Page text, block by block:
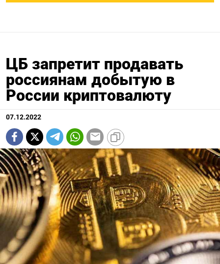
ЦБ запретит продавать
россиянам добытую в
России криптовалюту
07.12.2022